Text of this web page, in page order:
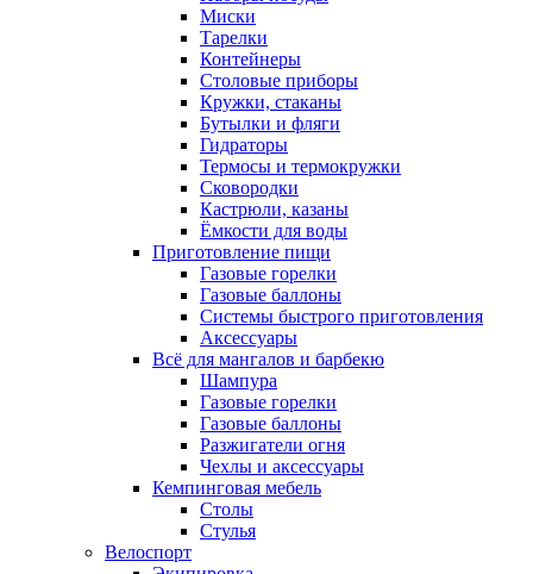
Миски
Тарелки
Контейнеры
Столовые приборы
Кружки, стаканы
Бутылки и фляги
Гидраторы
Термосы и термокружки
Сковородки
Кастрюли, казаны
Ёмкости для воды
Приготовление пищи
Газовые горелки
Газовые баллоны
Системы быстрого приготовления
Аксессуары
Всё для мангалов и барбекю
Шампура
Газовые горелки
Газовые баллоны
Разжигатели огня
Чехлы и аксессуары
Кемпинговая мебель
Столы
Стулья
Велоспорт